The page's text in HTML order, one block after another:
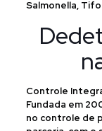
Salmonella,
Controle
Fundada em
no controle de